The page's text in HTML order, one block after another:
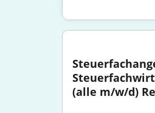
(alle m/w/d)